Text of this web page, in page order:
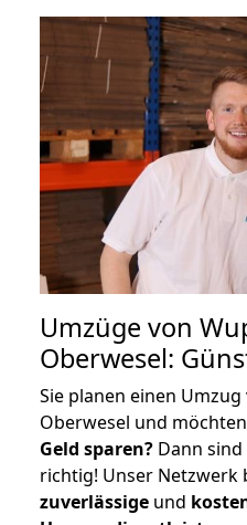
Umzüge von
Oberwesel:
Sie planen einen
Oberwesel und
Geld sparen? Dann sind
richtig! Unser Netzwerk
zuverlässige und